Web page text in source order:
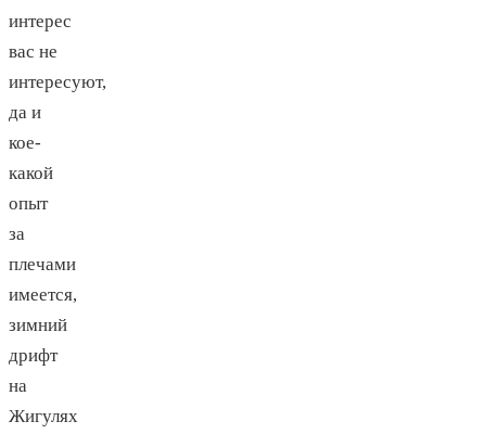
интерес
вас не
интересуют,
да и
кое-
какой
опыт
за
плечами
имеется,
зимний
дрифт
на
Жигулях